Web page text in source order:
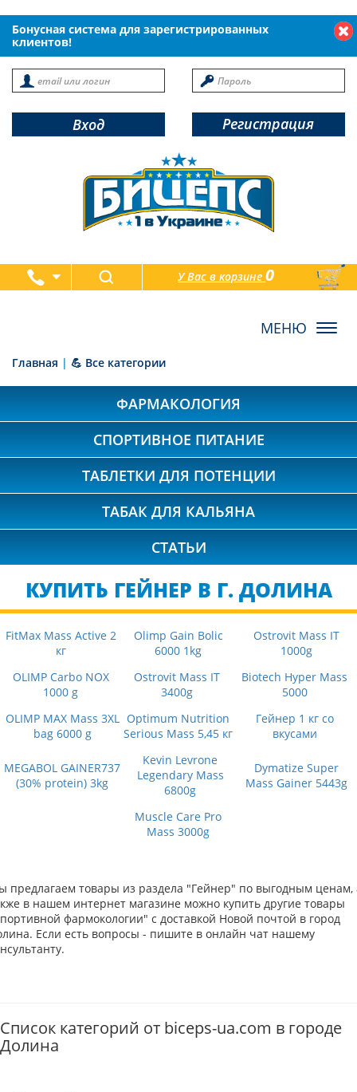
Бонусная система для зарегистрированных
клиентов!
Вход Регистрация
У Вас в корзине0
товаров
Главная | 💪 Все категории
ФАРМАКОЛОГИЯ
СПОРТИВНОЕ ПИТАНИЕ
ТАБЛЕТКИ ДЛЯ ПОТЕНЦИИ
ТАБАК ДЛЯ КАЛЬЯНА
СТАТЬИ
КУПИТЬ ГЕЙНЕР В Г. ДОЛИНА
FitMax Mass Active 2
кг
Olimp Gain Bolic
6000 1kg
Ostrovit Mass IT
1000g
OLIMP Carbo NOX
1000 g
Ostrovit Mass IT
3400g
Biotech Hyper Mass
5000
OLIMP MAX Mass 3XL
bag 6000 g
Optimum Nutrition
Serious Mass 5,45 кг
Гейнер 1 кг со
вкусами
MEGABOL GAINER737
(30% protein) 3kg
Kevin Levrone
Legendary Mass
6800g
Dymatize Super
Mass Gainer 5443g
Muscle Care Pro
Mass 3000g
предлагаем товары из раздела "Гейнер" по выгодным ценам,
в нашем интернет магазине можно купить другие товары
фармокологии" с доставкой Новой почтой в город
Если есть вопросы - пишите в онлайн чат нашему
Список категорий от biceps-ua.com в городе
Долина